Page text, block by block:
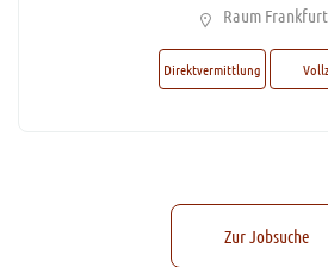
Raum Frankfurt
Direktvermittlung
Zur Jobsuche